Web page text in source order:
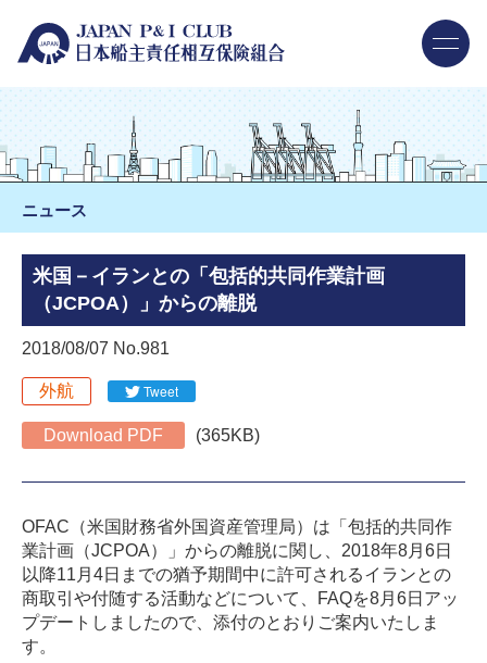
ニュース
米国－イランとの「包括的共同作業計画
（JCPOA）」からの離脱
2018/08/07 No.981
外航 Tweet
Download PDF (365KB)
OFAC（米国財務省外国資産管理局）は「包括的共同作
業計画（JCPOA）」からの離脱に関し、2018年8月6日
以降11月4日までの猶予期間中に許可されるイランとの
商取引や付随する活動などについて、FAQを8月6日アッ
プデートしましたので、添付のとおりご案内いたしま
す。